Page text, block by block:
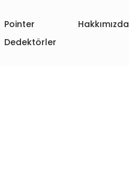
Pointer
Dedektörler
Hakkımızda